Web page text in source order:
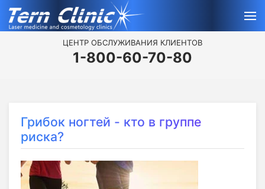
ЦЕНТР ОБСЛУЖИВАНИЯ КЛИЕНТОВ
1-800-60-70-80
Грибок ногтей - кто в группе
риска?